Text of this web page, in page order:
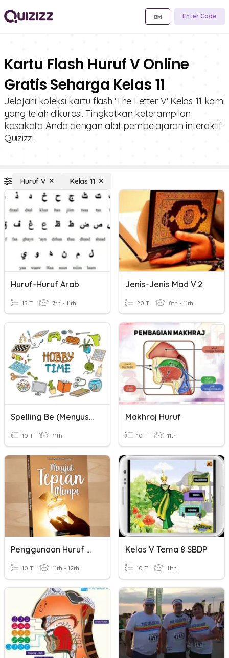
Enter Code
Kartu Flash Huruf V Online
Gratis Seharga Kelas 11
Jelajahi koleksi kartu flash 'The Letter V' Kelas 11 kami
yang telah dikurasi. Tingkatkan keterampilan
kosakata Anda dengan alat pembelajaran interaktif
Quizizz!
Huruf V Kelas 11
Huruf-Huruf Arab
15 T 7th - 11th
Jenis-Jenis Mad V.2
20 T 8th - 11th
Spelling Be (Menyusun Huruf Menjadi Kata)
10 T 11th
Makhroj Huruf
10 T 11th
Penggunaan Huruf Kapital
10 T 11th - 12th
Kelas V Tema 8 SBDP
10 T 11th